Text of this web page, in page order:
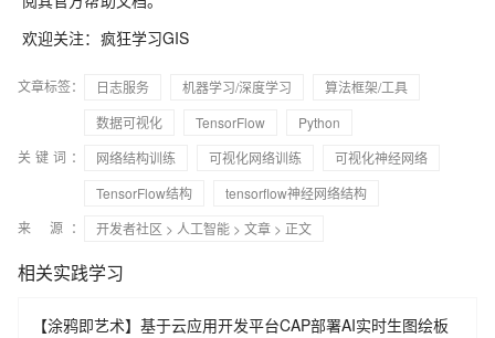
欢迎关注：疯狂学习GIS
文章标签： 日志服务 机器学习/深度学习
算法框架/工具
数据可视化
TensorFlow
Python
关键词：
网络结构训练 可视化网络训练
可视化神经网络
TensorFlow结构
tensorflow神经网络结构
来 源：
开发者社区 > 人工智能 > 文章 > 正文
相关实践学习
【涂鸦即艺术】基于云应用开发平台CAP部署AI实时生图绘板